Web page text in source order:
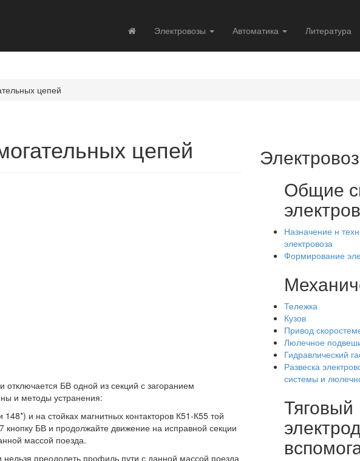
Электровозы Автоматика Литература
цепей
цепей
отключается БВ одной из секций с загоранием
и методы устранения:
и на стойках магнитных контакторов К51-К55 той
БВ и продолжайте движение на исправной секции
массой поезда.
преодолеть профиль пути с данной массой поезда
Общие
Назначение н
электровоза
Формирование
Тележка
Кузов
Привод
Люлечное
Гидравлический
Развеска
системы и
Тяговый